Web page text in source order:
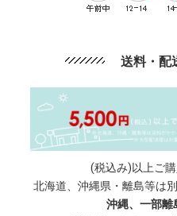
送料・配
(税込み)以上ご
北海道、沖縄県・離島等は
沖縄、一部離